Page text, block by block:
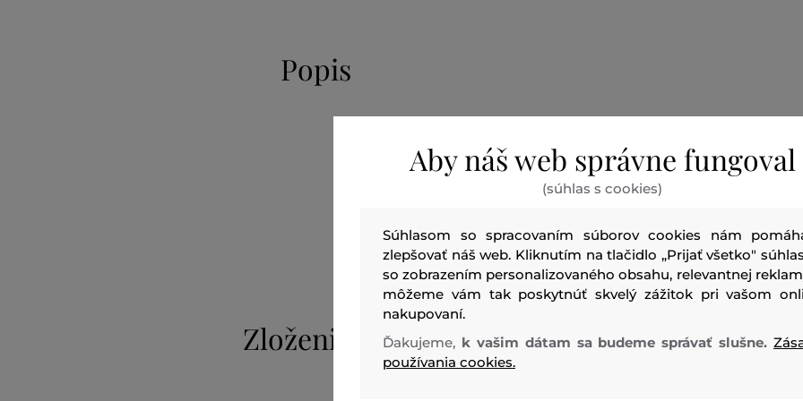
Popis
Dámska džínsová bunda v trucker štýle. Rovný regular-fit
nadčasová silueta. Čisto čierny wash je vyrobený z
denimu. Má náprsné vrecká, bočné sťahovacie prvky a
Jedno z vreciek je zdobené vyšívaným, červeným a
Modelka má na sebe veľkosť S a je 175 cm vysoká.
Sezóna: BAS Kód produktu:A09970_09B88-BAS-DW-02
Zloženie
Aby náš web správne fungoval
(súhlas s cookies)
Súhlasom so spracovaním súborov cookies nám
zlepšovať náš web. Kliknutím na tlačidlo „Prijať všetko"
so zobrazením personalizovaného obsahu, relevantnej
môžeme vám tak poskytnúť skvelý zážitok pri vašom
nakupovaní.
Ďakujeme, k vašim dátam sa budeme správať slušne.
používania cookies.